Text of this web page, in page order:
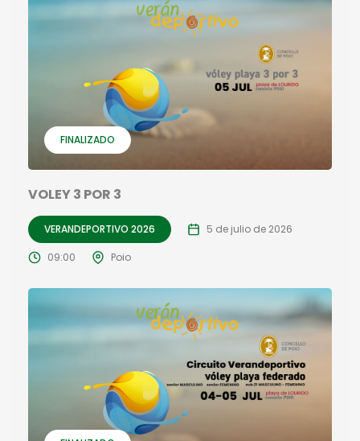
FINALIZADO
VOLEY 3 POR 3
VERANDEPORTIVO 2026 5 de julio de 2026
09:00 Poio